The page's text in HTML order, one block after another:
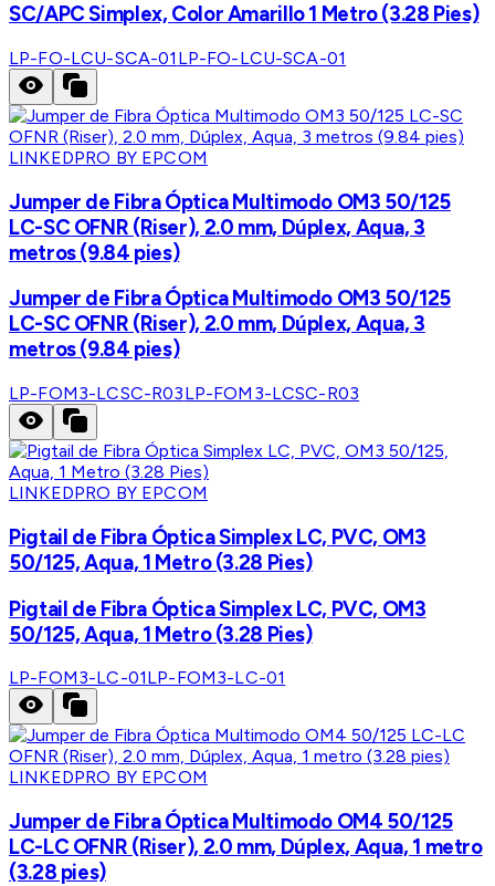
SC/APC Simplex, Color Amarillo 1 Metro (3.28 Pies)
LP-FO-LCU-SCA-01 LP-FO-LCU-SCA-01
LINKEDPRO BY EPCOM
Jumper de Fibra Óptica Multimodo OM3 50/125
LC-SC OFNR (Riser), 2.0 mm, Dúplex, Aqua, 3
metros (9.84 pies)
Jumper de Fibra Óptica Multimodo OM3 50/125
LC-SC OFNR (Riser), 2.0 mm, Dúplex, Aqua, 3
metros (9.84 pies)
LP-FOM3-LCSC-R03LP-FOM3-LCSC-R03
LINKEDPRO BY EPCOM
Pigtail de Fibra Óptica Simplex LC, PVC, OM3
50/125, Aqua, 1 Metro (3.28 Pies)
Pigtail de Fibra Óptica Simplex LC, PVC, OM3
50/125, Aqua, 1 Metro (3.28 Pies)
LP-FOM3-LC-01LP-FOM3-LC-01
LINKEDPRO BY EPCOM
Jumper de Fibra Óptica Multimodo OM4 50/125
LC-LC OFNR (Riser), 2.0 mm, Dúplex, Aqua, 1 metro
(3.28 pies)